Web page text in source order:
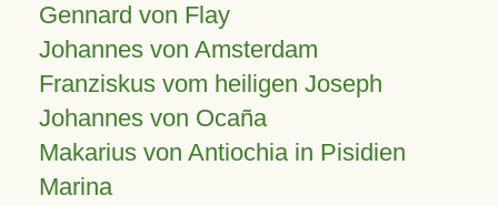
Gennard von Flay
Johannes von Amsterdam
Franziskus vom heiligen Joseph
Johannes von Ocaña
Makarius von Antiochia in Pisidien
Marina